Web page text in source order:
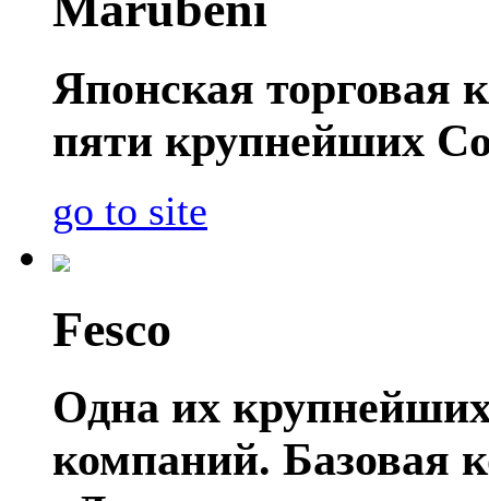
Японская торговая
пяти крупнейших
go to site
Fesco
Одна их
компаний. Базовая